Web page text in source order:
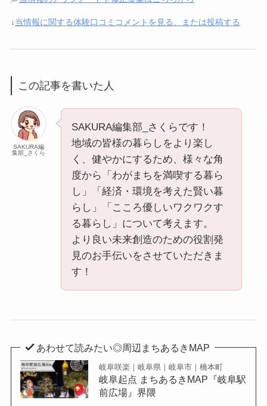
↓当情報に関する体験口コミコメントを見る、または投稿する
この記事を書いた人
SAKURA編
集部_さくら
SAKURA編集部_さくらです！
地域の皆様の暮らしをより楽し
く、健やかにするため、様々な角
度から「わがまちを満喫する暮ら
し」「経済・環境を考えた賢い暮
らし」「こころ優しいワクワクす
る暮らし」について考えます。
より良い未来創造のための役割発
見のお手伝いをさせていただきま
す！
あわせて読みたい◎周辺まちあるきMAP
岐阜咲楽｜岐阜県｜岐阜市｜橋本町
岐阜起点 まちあるきMAP『岐阜駅
前広場』界隈